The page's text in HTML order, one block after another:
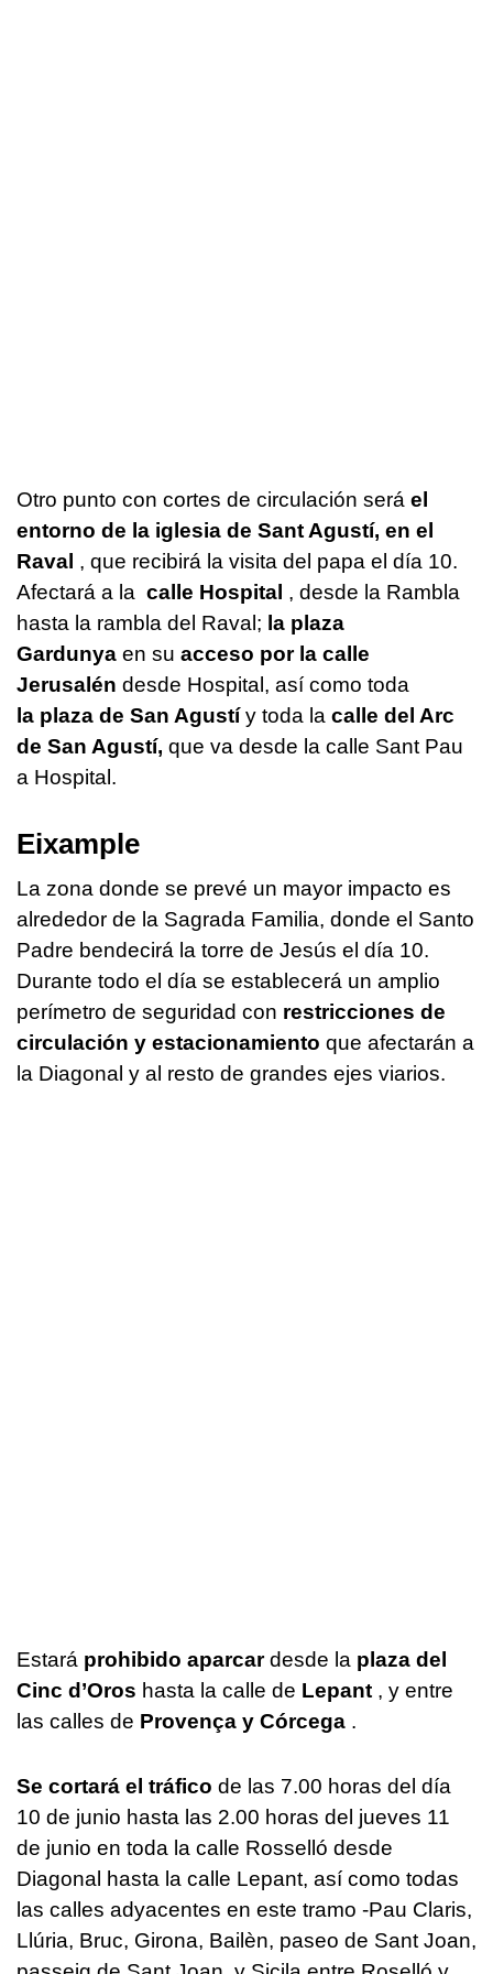
Otro punto con cortes de circulación será el
entorno de la iglesia de Sant Agustí, en el
Raval , que recibirá la visita del papa el día 10.
Afectará a la calle Hospital , desde la Rambla
hasta la rambla del Raval; la plaza
Gardunya en su acceso por la calle
Jerusalén desde Hospital, así como toda
la plaza de San Agustíy toda la calle del Arc
de San Agustí, que va desde la calle Sant Pau
a Hospital.
Eixample
La zona donde se prevé un mayor impacto es
alrededor de la Sagrada Familia, donde el Santo
Padre bendecirá la torre de Jesús el día 10.
Durante todo el día se establecerá un amplio
perímetro de seguridad con restricciones de
circulación y estacionamiento que afectarán a
la Diagonal y al resto de grandes ejes viarios.
Estará prohibido aparcardesde la plaza del
Cinc d’Oros hasta la calle de Lepant , y entre
las calles de Provença y Córcega .
Se cortará el tráfico de las 7.00 horas del día
10 de junio hasta las 2.00 horas del jueves 11
de junio en toda la calle Rosselló desde
Diagonal hasta la calle Lepant, así como todas
las calles adyacentes en este tramo -Pau Claris,
Llúria, Bruc, Girona, Bailèn, paseo de Sant Joan,